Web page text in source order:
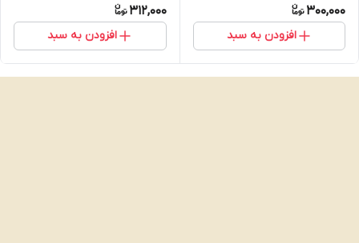
300,000
افزودن به سبد
312,000
افزودن به سبد